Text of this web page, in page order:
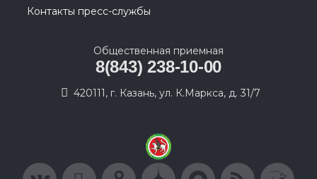
Контакты пресс-службы
Общественная приемная
8(843) 238-10-00
420111, г. Казань, ул. К.Маркса, д. 31/7